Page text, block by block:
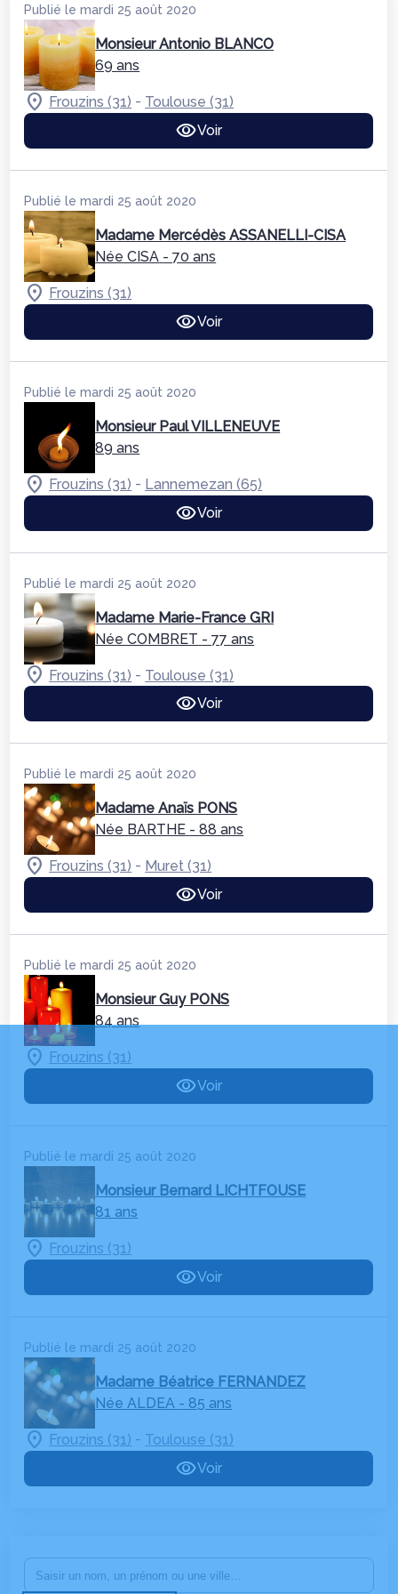
Publié le mardi 25 août 2020
Monsieur Antonio BLANCO
69 ans
Frouzins (31) - Toulouse (31)
Voir
Publié le mardi 25 août 2020
Madame Mercédès ASSANELLI-CISA
Née CISA - 70 ans
Frouzins (31)
Voir
Publié le mardi 25 août 2020
Monsieur Paul VILLENEUVE
89 ans
Frouzins (31) - Lannemezan (65)
Voir
Publié le mardi 25 août 2020
Madame Marie-France GRI
Née COMBRET - 77 ans
Frouzins (31) - Toulouse (31)
Voir
Publié le mardi 25 août 2020
Madame Anaïs PONS
Née BARTHE - 88 ans
Frouzins (31) - Muret (31)
Voir
Publié le mardi 25 août 2020
Monsieur Guy PONS
84 ans
Frouzins (31)
Voir
Publié le mardi 25 août 2020
Monsieur Bernard LICHTFOUSE
81 ans
Frouzins (31)
Voir
Publié le mardi 25 août 2020
Madame Béatrice FERNANDEZ
Née ALDEA - 85 ans
Frouzins (31) - Toulouse (31)
Voir